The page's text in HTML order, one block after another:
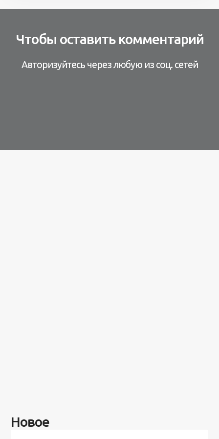
Чтобы оставить комментарий
Авторизуйтесь через любую из соц. сетей
Новое